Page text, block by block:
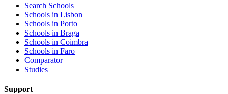
Search Schools
Schools in Lisbon
Schools in Porto
Schools in Braga
Schools in Coimbra
Schools in Faro
Comparator
Studies
Support